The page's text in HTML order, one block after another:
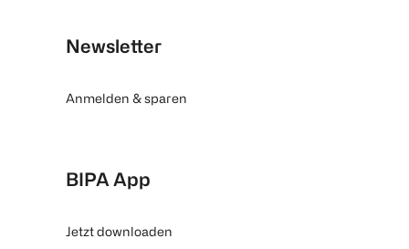
Newsletter
Anmelden & sparen
BIPA App
Jetzt downloaden